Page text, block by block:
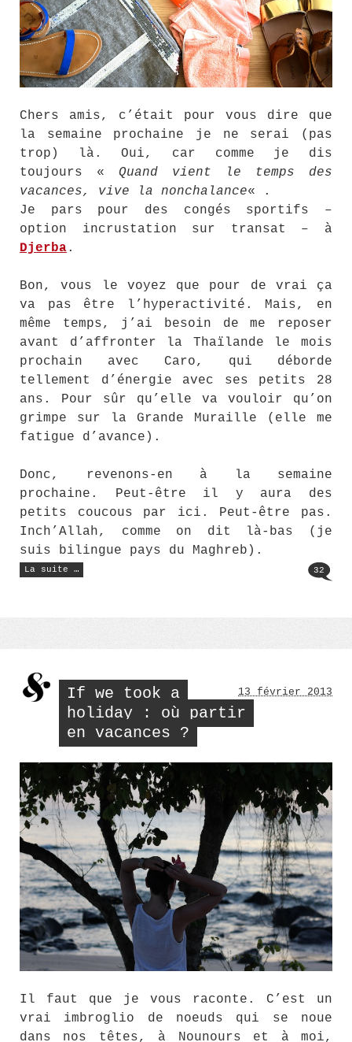
Chers amis, c’était pour vous dire que
la semaine prochaine je ne serai (pas
trop) là. Oui, car comme je dis
toujours « Quand vient le temps des
vacances, vive la nonchalance« .
Je pars pour des congés sportifs –
option incrustation sur transat – à
Djerba.
Bon, vous le voyez que pour de vrai ça
va pas être l’hyperactivité. Mais, en
même temps, j’ai besoin de me reposer
avant d’affronter la Thaïlande le mois
prochain avec Caro, qui déborde
tellement d’énergie avec ses petits 28
ans. Pour sûr qu’elle va vouloir qu’on
grimpe sur la Grande Muraille (elle me
fatigue d’avance).
Donc, revenons-en à la semaine
prochaine. Peut-être il y aura des
petits coucous par ici. Peut-être pas.
Inch’Allah, comme on dit là-bas (je
suis bilingue pays du Maghreb).
La suite …
« Au
Revoir
32
If we took a
holiday : où partir
en vacances ?
13 février 2013
Il faut que je vous raconte. C’est un
vrai imbroglio de noeuds qui se noue
dans nos têtes, à Nounours et à moi,